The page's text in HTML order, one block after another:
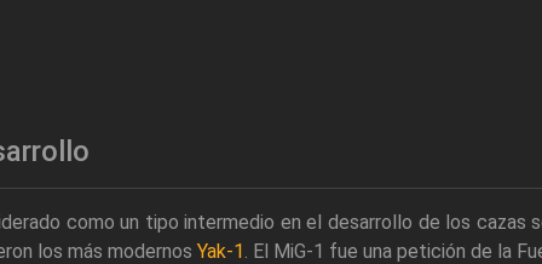
como un tipo intermedio en el desarrollo de los cazas
los más modernos Yak-1. El MiG-1 fue una petición de la